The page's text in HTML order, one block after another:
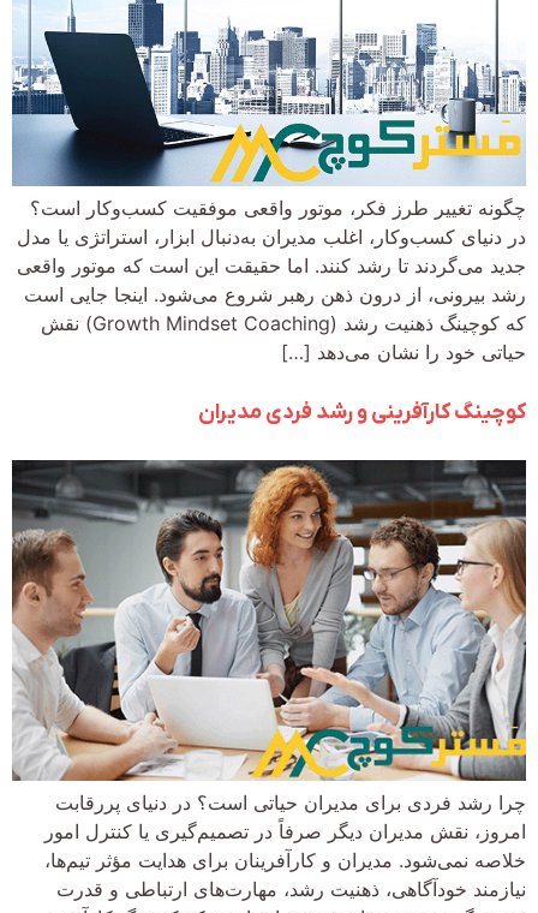
چگونه تغییر طرز فکر، موتور واقعی موفقیت کسب‌وکار است؟
در دنیای کسب‌وکار، اغلب مدیران به‌دنبال ابزار، استراتژی یا مدل
جدید می‌گردند تا رشد کنند. اما حقیقت این است که موتور واقعی
رشد بیرونی، از درون ذهن رهبر شروع می‌شود. اینجا جایی است
که کوچینگ ذهنیت رشد (Growth Mindset Coaching) نقش
حیاتی خود را نشان می‌دهد […]
کوچینگ کارآفرینی و رشد فردی مدیران
چرا رشد فردی برای مدیران حیاتی است؟ در دنیای پررقابت
امروز، نقش مدیران دیگر صرفاً در تصمیم‌گیری یا کنترل امور
خلاصه نمی‌شود. مدیران و کارآفرینان برای هدایت مؤثر تیم‌ها،
نیازمند خودآگاهی، ذهنیت رشد، مهارت‌های ارتباطی و قدرت